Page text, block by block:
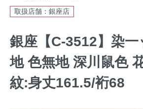
取扱店舗：銀座店
銀座【C-3512】染一
地 色無地 深川鼠色
紋:身丈161.5/裄68